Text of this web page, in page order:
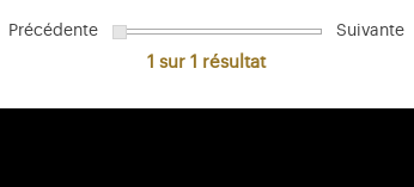
Précédente Suivante
1 sur 1 résultat